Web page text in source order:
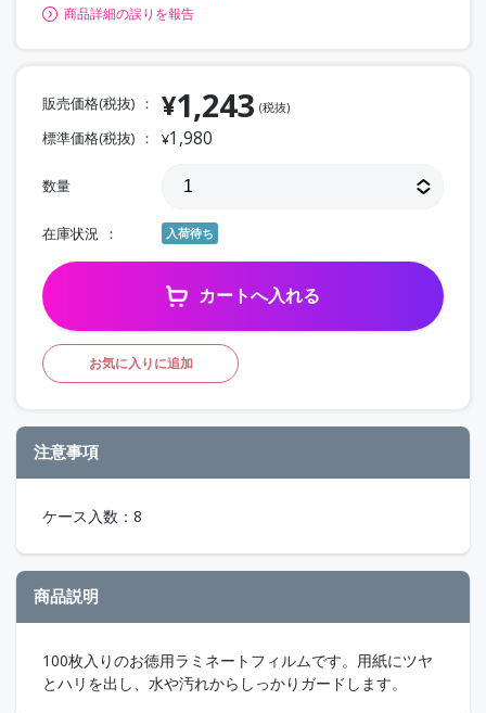
商品詳細の誤りを報告
販売価格(税抜) ¥1,243 (税抜)
標準価格(税抜) ¥1,980
数量
在庫状況 入荷待ち
カートへ入れる
お気に入りに追加
注意事項
ケース入数：8
商品説明
100枚入りのお徳用ラミネートフィルムです。用紙にツヤ
とハリを出し、水や汚れからしっかりガードします。